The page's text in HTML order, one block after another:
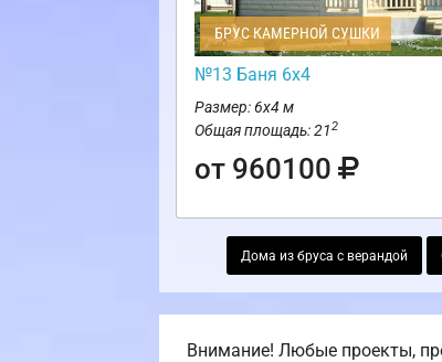
БРУС КАМЕРНОЙ СУШКИ
№13 Баня 6х4
Размер: 6х4 м
Общая площадь: 212
от 960100
Дома из бруса с верандой
Внимание! Любые проекты,